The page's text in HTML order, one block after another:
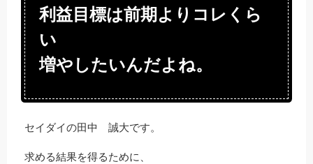
利益目標は前期よりコレくら
い
増やしたいんだよね。
セイダイの田中 誠大です。
求める結果を得るために、